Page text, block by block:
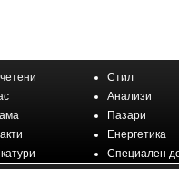
Стил
Анализи
Пазари
Енергетика
Специален